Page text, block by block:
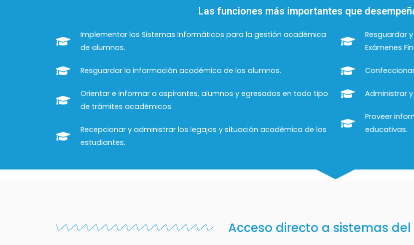
Las funciones más importantes que
Implementar los Sistemas Informáticos para la gestión académica
de alumnos.
Resguardar la información académica de los alumnos.
Orientar e informar a aspirantes, alumnos y egresados en todo tipo
de trámites académicos.
Recepcionar y administrar los legajos y situación académica de los
estudiantes.
Resguardar
Exámenes
Administrar
Proveer
educativas.
Acceso directo a sistemas